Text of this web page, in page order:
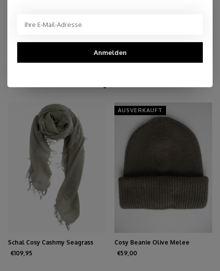
Schal Cosy Cashmy Seagrass
€109,95
AUSVERKAUFT
Cosy Beanie Olive Melee
€59,00
Anmelden